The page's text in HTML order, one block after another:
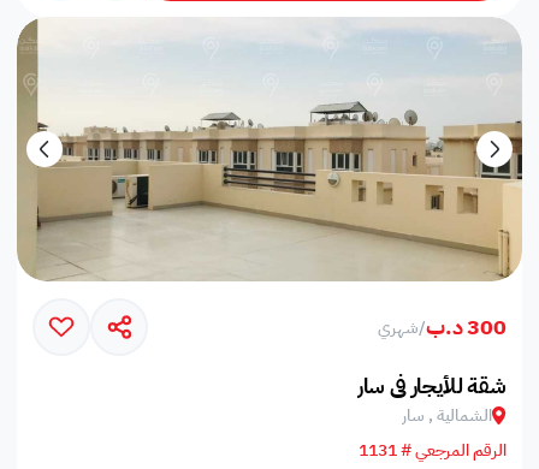
300 د.ب /شهري
شقة للأيجار في سار
الشمالية , سار
الرقم المرجعي # 1131